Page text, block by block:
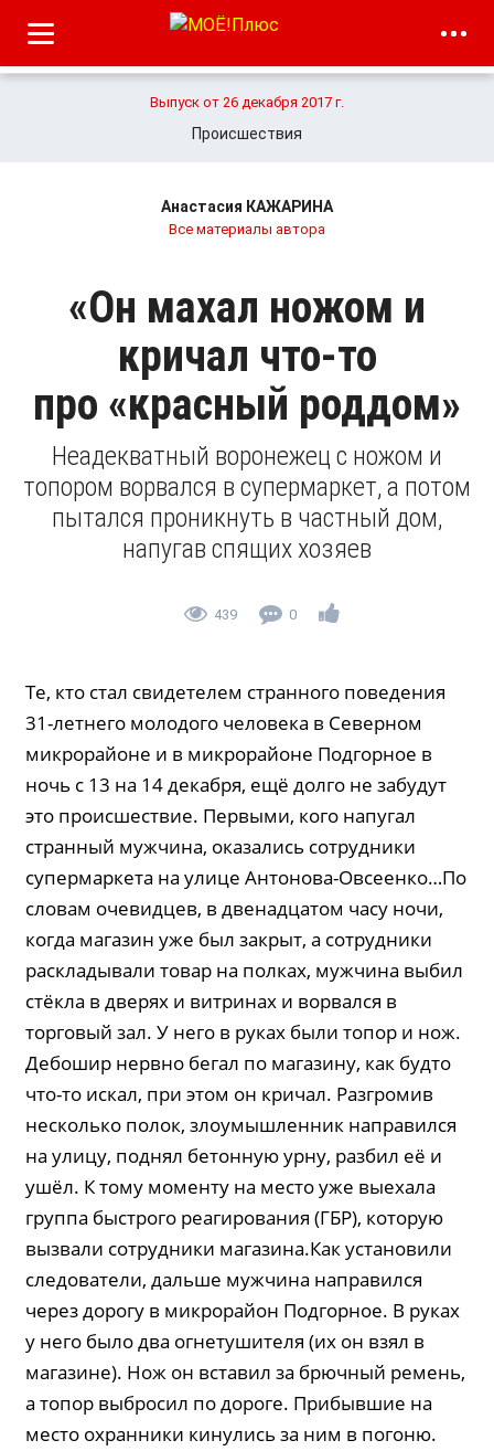
Выпуск от 26 декабря 2017 г.
Происшествия
Анастасия КАЖАРИНА
Все материалы автора
«Он махал ножом и
кричал что-то
про «красный роддом»
Неадекватный воронежец с ножом и
топором ворвался в супермаркет, а потом
пытался проникнуть в частный дом,
напугав спящих хозяев
439 0
Те, кто стал свидетелем странного поведения
31-летнего молодого человека в Северном
микрорайоне и в микрорайоне Подгорное в
ночь с 13 на 14 декабря, ещё долго не забудут
это происшествие. Первыми, кого напугал
странный мужчина, оказались сотрудники
супермаркета на улице Антонова-Овсеенко…По
словам очевидцев, в двенадцатом часу ночи,
когда магазин уже был закрыт, а сотрудники
раскладывали товар на полках, мужчина выбил
стёкла в дверях и витринах и ворвался в
торговый зал. У него в руках были топор и нож.
Дебошир нервно бегал по магазину, как будто
что-то искал, при этом он кричал. Разгромив
несколько полок, злоумышленник направился
на улицу, поднял бетонную урну, разбил её и
ушёл. К тому моменту на место уже выехала
группа быстрого реагирования (ГБР), которую
вызвали сотрудники магазина.Как установили
следователи, дальше мужчина направился
через дорогу в микрорайон Подгорное. В руках
у него было два огнетушителя (их он взял в
магазине). Нож он вставил за брючный ремень,
а топор выбросил по дороге. Прибывшие на
место охранники кинулись за ним в погоню.